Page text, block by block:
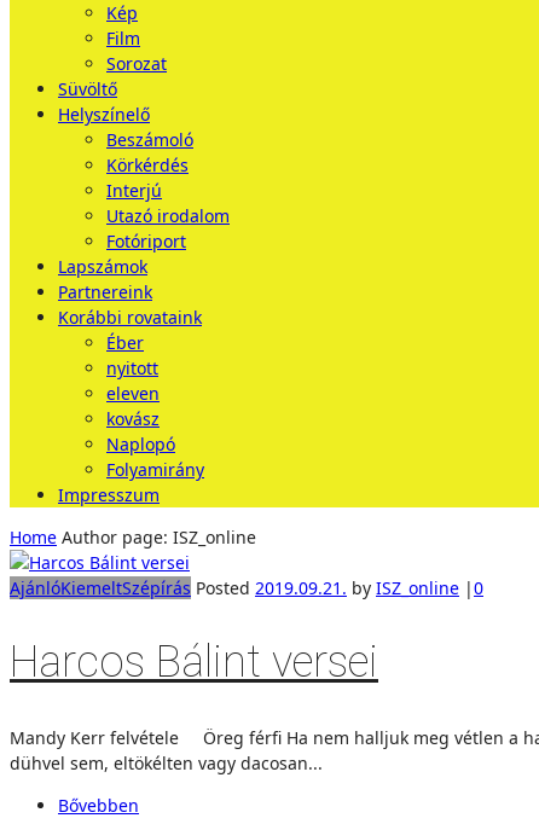
Kép
Film
Sorozat
Süvöltő
Helyszínelő
Beszámoló
Körkérdés
Interjú
Utazó irodalom
Fotóriport
Lapszámok
Partnereink
Korábbi rovataink
Éber
nyitott
eleven
kovász
Naplopó
Folyamirány
Impresszum
Home Author page: ISZ_online
AjánlóKiemeltSzépírás Posted 2019.09.21. by ISZ_online |0
Harcos Bálint versei
Mandy Kerr felvétele Öreg férfi Ha nem halljuk meg vétlen a
dühvel sem, eltökélten vagy dacosan...
Bővebben